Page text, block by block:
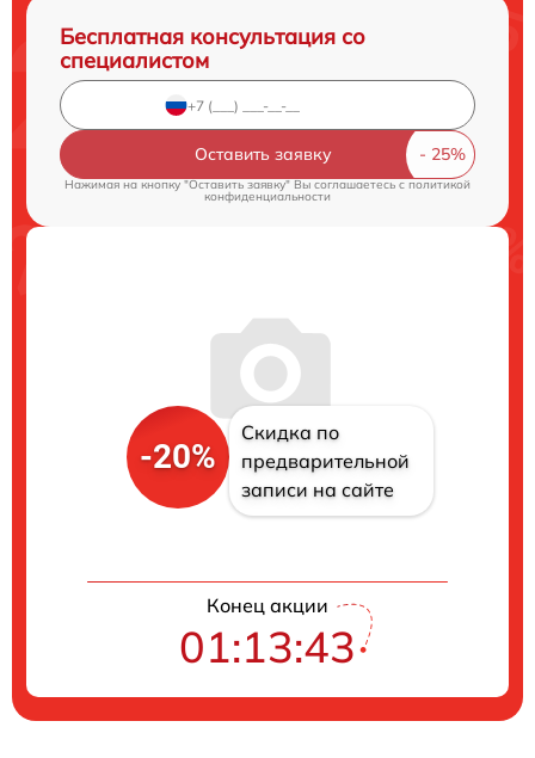
Бесплатная консультация со
специалистом
Оставить заявку
Нажимая на кнопку "Оставить заявку" Вы соглашаетесь cполитикой
конфиденциальности
-20%
Скидка по
предварительной
записи на сайте
Конец акции
01:13:42